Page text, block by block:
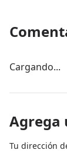
Cargando...
Agrega
Tu dirección